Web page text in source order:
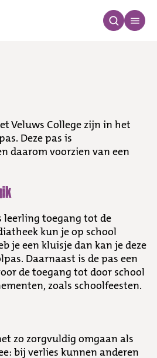
Veluws College zijn in het
Deze pas is
daarom voorzien van een
leerling toegang tot de
kun je op school
je een kluisje dan kan je deze
Daarnaast is de pas een
de toegang tot door school
zoals schoolfeesten.
zo zorgvuldig omgaan als
bij verlies kunnen anderen